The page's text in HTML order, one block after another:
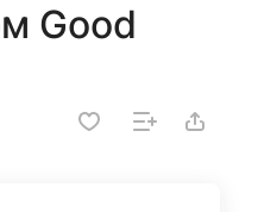
Good